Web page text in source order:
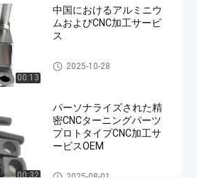
00:13
中国におけるアルミニウ
ムおよびCNC加工サービ
ス
5つの軸線CNCの機械化
2025-10-28
00:32
パーソナライズされた精
密CNCターニングパーツ
プロトタイプCNC加工サ
ービスOEM
CNC回転部品